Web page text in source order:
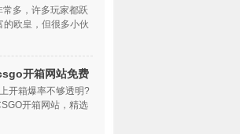
多，许多玩家都跃
欧皇，但很多小伙
而小编玩了几年的
开箱网站免费
开箱爆率不够透明?
开箱网站，精选
分享。新手注册还